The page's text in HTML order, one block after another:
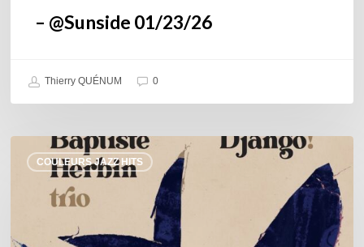
– @Sunside 01/23/26
Thierry QUÉNUM 0
COULEURS JAZZ HITS
Baptiste
Herbin